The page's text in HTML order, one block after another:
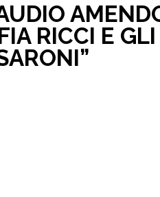
RICCI E